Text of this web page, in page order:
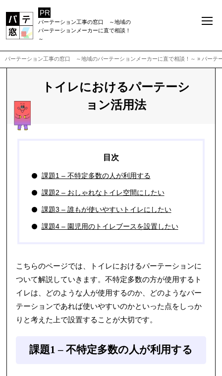
パーテーション工事の窓口 ～地域の
パーテーションメーカーに直で相談！
～
パーテーション工事の窓口 ～地域のパーテーションメーカーに直で相談！～ » パーテ
トイレにおけるパーテーシ
ョン活用法
課題1 – 不特定多数の人が利用する
課題2 – おしゃれなトイレ空間にしたい
課題3 – 誰もが使いやすいトイレにしたい
課題4 – 園児用のトイレブースを設置したい
こちらのページでは、トイレにおけるパーテーションに
ついて解説していきます。不特定多数の方が使用するト
イレは、どのような人が使用するのか、どのようなパー
テーションであれば使いやすいのかといった点をしっか
りと考えた上で設置することが大切です。
課題1 – 不特定多数の人が利用する